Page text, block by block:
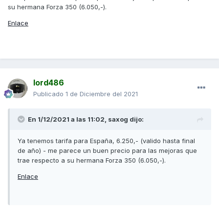
su hermana Forza 350 (6.050,-).
Enlace
lord486
Publicado 1 de Diciembre del 2021
En 1/12/2021 a las 11:02, saxog dijo:
Ya tenemos tarifa para España, 6.250,- (valido hasta final
de año) - me parece un buen precio para las mejoras que
trae respecto a su hermana Forza 350 (6.050,-).
Enlace